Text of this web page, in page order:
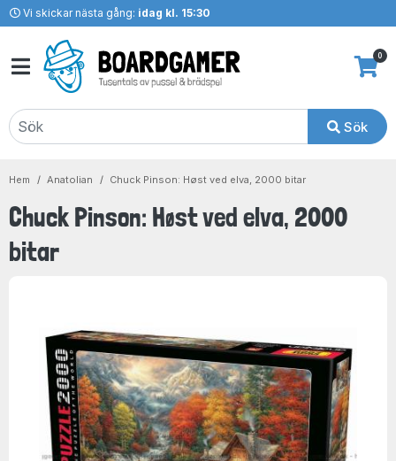
Vi skickar nästa gång: idag kl. 15:30
Sök
0
Hem Anatolian Chuck Pinson: Høst ved elva, 2000 bitar
Chuck Pinson: Høst ved elva, 2000
bitar